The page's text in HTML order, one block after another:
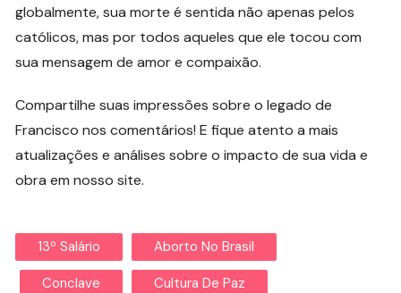
globalmente, sua morte é sentida não apenas pelos
católicos, mas por todos aqueles que ele tocou com
sua mensagem de amor e compaixão.
Compartilhe suas impressões sobre o legado de
Francisco nos comentários! E fique atento a mais
atualizações e análises sobre o impacto de sua vida e
obra em nosso site.
13º Salário Aborto No Brasil
Conclave Cultura De Paz